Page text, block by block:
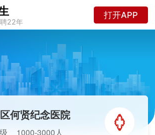
22年
打开APP
何贤纪念医院
1000-3000人